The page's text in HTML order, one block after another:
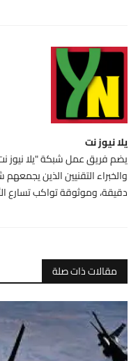
يلا نيوز نت
يضم فريق عمل شبكة "يلا نيوز
والخبراء التقنيين الذين
دقيقة، وموثوقة تواكب تسارع
مقالات ذات صلة